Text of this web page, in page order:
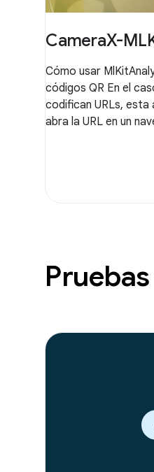
CameraX-
Cómo usar
códigos QR En el
codifican URLs, esta
abra la URL en un